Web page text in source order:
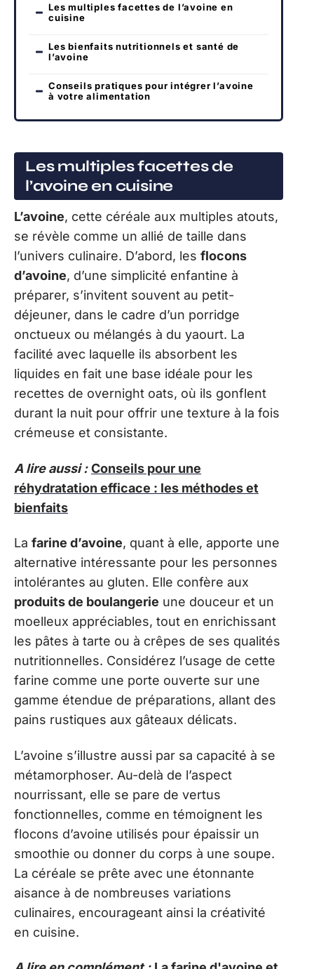
Les multiples facettes de l’avoine en
cuisine
Les bienfaits nutritionnels et santé de
l’avoine
Conseils pratiques pour intégrer l’avoine
à votre alimentation
Les multiples facettes de
l’avoine en cuisine
L’avoine, cette céréale aux multiples atouts,
se révèle comme un allié de taille dans
l’univers culinaire. D’abord, les flocons
d’avoine, d’une simplicité enfantine à
préparer, s’invitent souvent au petit-
déjeuner, dans le cadre d’un porridge
onctueux ou mélangés à du yaourt. La
facilité avec laquelle ils absorbent les
liquides en fait une base idéale pour les
recettes de overnight oats, où ils gonflent
durant la nuit pour offrir une texture à la fois
crémeuse et consistante.
A lire aussi : Conseils pour une
réhydratation efficace : les méthodes et
bienfaits
La farine d’avoine, quant à elle, apporte une
alternative intéressante pour les personnes
intolérantes au gluten. Elle confère aux
produits de boulangerie une douceur et un
moelleux appréciables, tout en enrichissant
les pâtes à tarte ou à crêpes de ses qualités
nutritionnelles. Considérez l’usage de cette
farine comme une porte ouverte sur une
gamme étendue de préparations, allant des
pains rustiques aux gâteaux délicats.
L’avoine s’illustre aussi par sa capacité à se
métamorphoser. Au-delà de l’aspect
nourrissant, elle se pare de vertus
fonctionnelles, comme en témoignent les
flocons d’avoine utilisés pour épaissir un
smoothie ou donner du corps à une soupe.
La céréale se prête avec une étonnante
aisance à de nombreuses variations
culinaires, encourageant ainsi la créativité
en cuisine.